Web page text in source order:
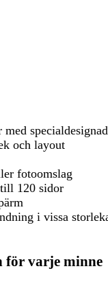
med
och layout
fotoomslag
120 sidor
i vissa
för varje minne